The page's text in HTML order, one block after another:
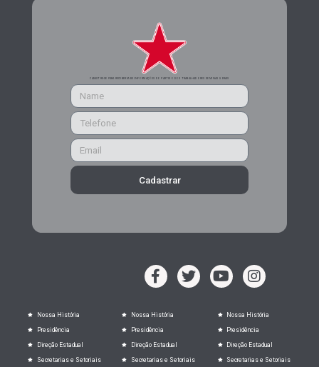
CADASTRE-SE PARA RECEBER MAIS INFORMAÇÕES DO PARTIDO DOS TRABALHADORES DE MINAS GERAIS
Cadastrar
Nossa História
Presidência
Direção Estadual
Secretarias e Setoriais
Nossa História
Presidência
Direção Estadual
Secretarias e Setoriais
Nossa História
Presidência
Direção Estadual
Secretarias e Setoriais